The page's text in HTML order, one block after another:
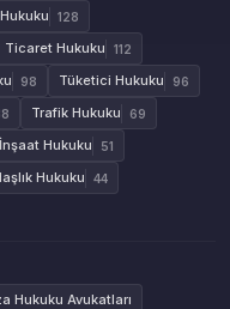
128
Ticaret Hukuku 112
98 Tüketici Hukuku 96
Trafik Hukuku 69
İnşaat Hukuku 51
Hukuku 44
Hukuku Avukatları